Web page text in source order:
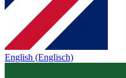
English (Englisch)